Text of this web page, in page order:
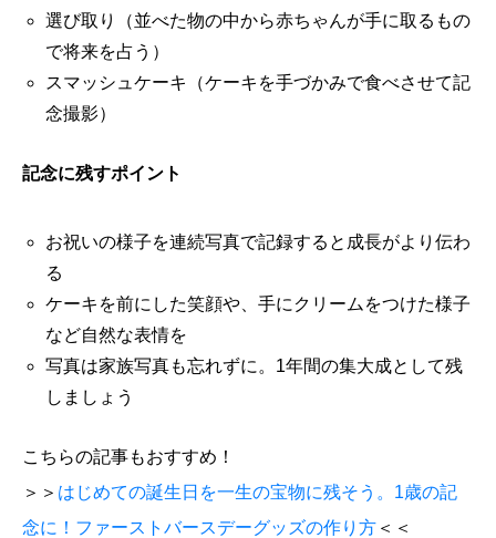
選び取り（並べた物の中から赤ちゃんが手に取るもの
で将来を占う）
スマッシュケーキ（ケーキを手づかみで食べさせて記
念撮影）
記念に残すポイント
お祝いの様子を連続写真で記録すると成長がより伝わ
る
ケーキを前にした笑顔や、手にクリームをつけた様子
など自然な表情を
写真は家族写真も忘れずに。1年間の集大成として残
しましょう
こちらの記事もおすすめ！
＞＞ はじめての誕生日を一生の宝物に残そう。1歳の記
念に！ファーストバースデーグッズの作り方 ＜＜